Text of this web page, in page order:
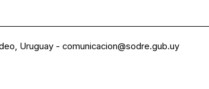
Uruguay - comunicacion@sodre.gub.uy